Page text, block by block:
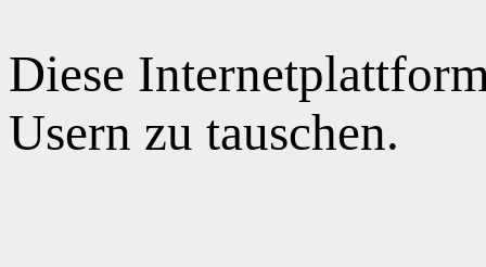
Diese
Usern zu tauschen.